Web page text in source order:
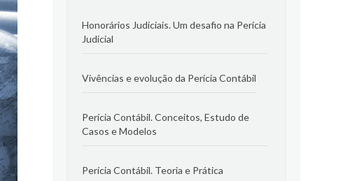
Honorários Judiciais. Um desafio na Perícia
Judicial
Vivências e evolução da Perícia Contábil
Perícia Contábil. Conceitos, Estudo de
Casos e Modelos
Perícia Contábil. Teoria e Prática